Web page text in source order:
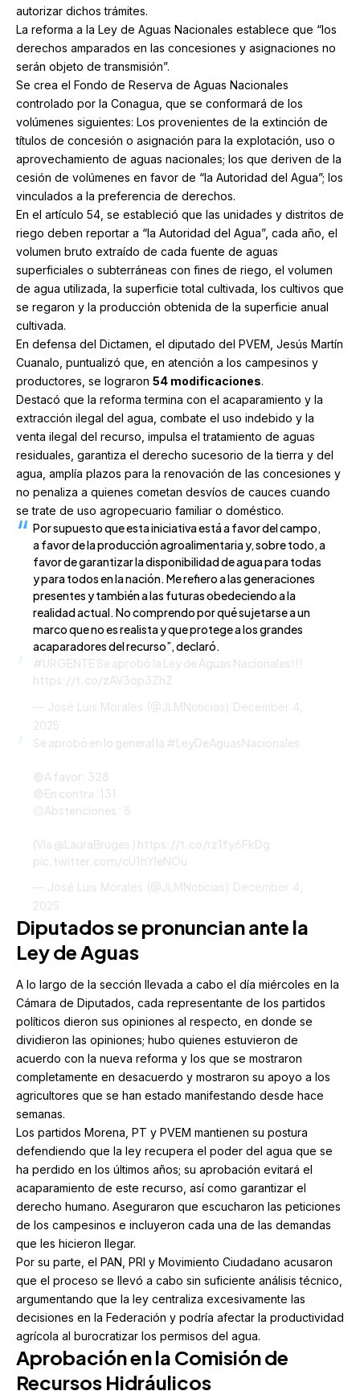
autorizar dichos trámites.
La reforma a la Ley de Aguas Nacionales establece que “los
derechos amparados en las concesiones y asignaciones no
serán objeto de transmisión”.
Se crea el Fondo de Reserva de Aguas Nacionales
controlado por la Conagua, que se conformará de los
volúmenes siguientes: Los provenientes de la extinción de
títulos de concesión o asignación para la explotación, uso o
aprovechamiento de aguas nacionales; los que deriven de la
cesión de volúmenes en favor de “la Autoridad del Agua”; los
vinculados a la preferencia de derechos.
En el artículo 54, se estableció que las unidades y distritos de
riego deben reportar a “la Autoridad del Agua”, cada año, el
volumen bruto extraído de cada fuente de aguas
superficiales o subterráneas con fines de riego, el volumen
de agua utilizada, la superficie total cultivada, los cultivos que
se regaron y la producción obtenida de la superficie anual
cultivada.
En defensa del Dictamen, el diputado del PVEM, Jesús Martín
Cuanalo, puntualizó que, en atención a los campesinos y
productores, se lograron 54 modificaciones.
Destacó que la reforma termina con el acaparamiento y la
extracción ilegal del agua, combate el uso indebido y la
venta ilegal del recurso, impulsa el tratamiento de aguas
residuales, garantiza el derecho sucesorio de la tierra y del
agua, amplía plazos para la renovación de las concesiones y
no penaliza a quienes cometan desvíos de cauces cuando
se trate de uso agropecuario familiar o doméstico.
Por supuesto que esta iniciativa está a favor del campo,
a favor de la producción agroalimentaria y, sobre todo, a
favor de garantizar la disponibilidad de agua para todas
y para todos en la nación. Me refiero a las generaciones
presentes y también a las futuras obedeciendo a la
realidad actual. No comprendo por qué sujetarse a un
marco que no es realista y que protege a los grandes
acaparadores del recurso”, declaró.
#URGENTE Se aprobó la Ley de Aguas Nacionales!!!
https://t.co/zAV3op3ZhZ
— José Luis Morales (@JLMNoticias) December 4,
2025
Se aprobó en lo general la #LeyDeAguasNacionales
🟢A favor: 328
🔴En contra :131
🟡Abstenciones : 5
(Vía @LauraBruges ) https://t.co/rz1fy6FkDg
pic.twitter.com/cU1hYleNOu
— José Luis Morales (@JLMNoticias) December 4,
2025
Diputados se pronuncian ante la
Ley de Aguas
A lo largo de la sección llevada a cabo el día miércoles en la
Cámara de Diputados, cada representante de los partidos
políticos dieron sus opiniones al respecto, en donde se
dividieron las opiniones; hubo quienes estuvieron de
acuerdo con la nueva reforma y los que se mostraron
completamente en desacuerdo y mostraron su apoyo a los
agricultores que se han estado manifestando desde hace
semanas.
Los partidos Morena, PT y PVEM mantienen su postura
defendiendo que la ley recupera el poder del agua que se
ha perdido en los últimos años; su aprobación evitará el
acaparamiento de este recurso, así como garantizar el
derecho humano. Aseguraron que escucharon las peticiones
de los campesinos e incluyeron cada una de las demandas
que les hicieron llegar.
Por su parte, el PAN, PRI y Movimiento Ciudadano acusaron
que el proceso se llevó a cabo sin suficiente análisis técnico,
argumentando que la ley centraliza excesivamente las
decisiones en la Federación y podría afectar la productividad
agrícola al burocratizar los permisos del agua.
Aprobación en la Comisión de
Recursos Hidráulicos